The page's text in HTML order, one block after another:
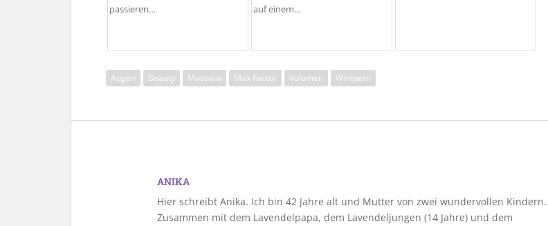
passieren…
auf einem…
Augen Beauty Mascara Max Factor Volumen Wimpern
ANIKA
Hier schreibt Anika. Ich bin 42 Jahre alt und Mutter von zwei wundervollen Kindern.
Zusammen mit dem Lavendelpapa, dem Lavendeljungen (14 Jahre) und dem